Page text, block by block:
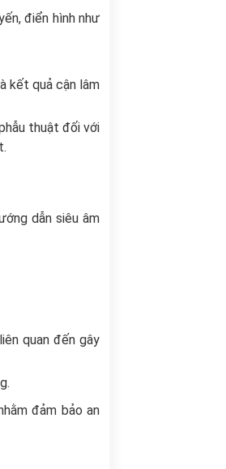
điển hình như
kết quả cận lâm
thuật đối với
dẫn siêu âm
quan đến gây
đảm bảo an